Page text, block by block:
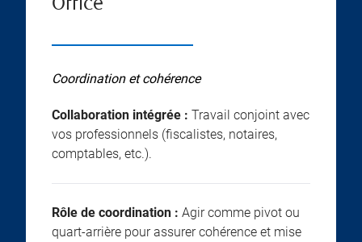
Office
Coordination et cohérence
Collaboration intégrée : Travail conjoint avec
vos professionnels (fiscalistes, notaires,
comptables, etc.).
Rôle de coordination : Agir comme pivot ou
quart-arrière pour assurer cohérence et mise